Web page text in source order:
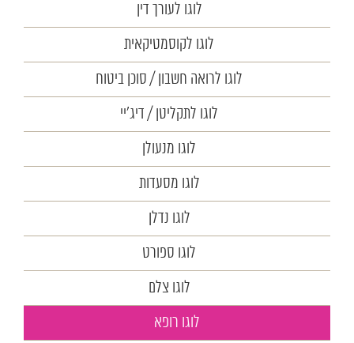
לוגו לעורך דין
לוגו לקוסמטיקאית
לוגו לרואה חשבון / סוכן ביטוח
לוגו לתקליטן / דיג'יי
לוגו מנעולן
לוגו מסעדות
לוגו נדלן
לוגו ספורט
לוגו צלם
לוגו רופא